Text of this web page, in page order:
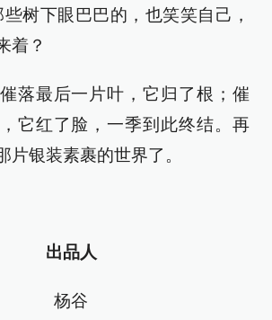
树下眼巴巴的，也笑笑自己，
着？
落最后一片叶，它归了根；催
它红了脸，一季到此终结。再
片银装素裹的世界了。
出品人
杨谷